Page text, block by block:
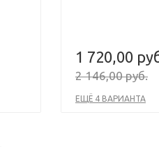
1 720,00
2 146,00 руб.
ЕЩЁ 4 ВАРИАНТА